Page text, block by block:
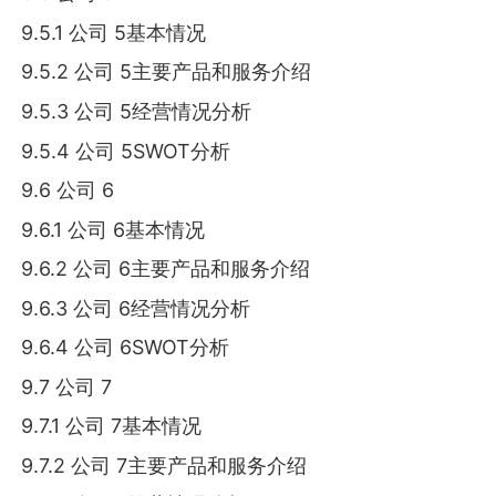
9.5.1 公司 5基本情况
9.5.2 公司 5主要产品和服务介绍
9.5.3 公司 5经营情况分析
9.5.4 公司 5SWOT分析
9.6 公司 6
9.6.1 公司 6基本情况
9.6.2 公司 6主要产品和服务介绍
9.6.3 公司 6经营情况分析
9.6.4 公司 6SWOT分析
9.7 公司 7
9.7.1 公司 7基本情况
9.7.2 公司 7主要产品和服务介绍